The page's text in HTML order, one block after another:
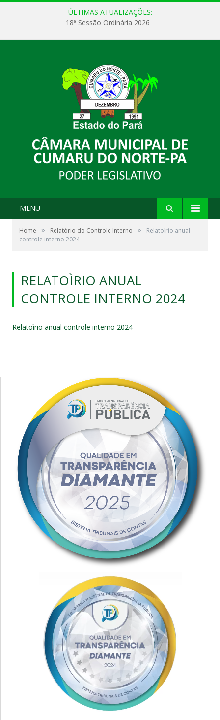
ÚLTIMAS ATUALIZAÇÕES:
18ª Sessão Ordinária 2026
MENU
Home » Relatório do Controle Interno »
Relatoìrio anual
controle interno 2024
RELATOÌRIO ANUAL
CONTROLE INTERNO 2024
Relatoìrio anual controle interno 2024